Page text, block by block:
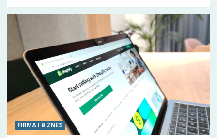
FIRMA I BIZNES